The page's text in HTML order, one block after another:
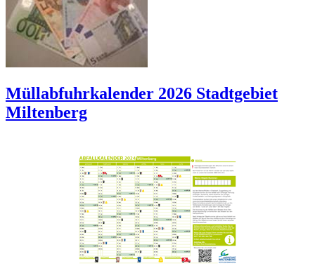
Müllabfuhrkalender 2026 Stadtgebiet
Miltenberg